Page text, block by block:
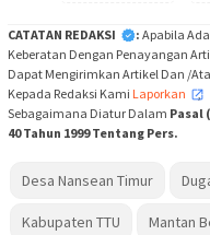
CATATAN REDAKSI : Apabila
Keberatan Dengan Penayangan
Dapat Mengirimkan Artikel Dan /
Kepada Redaksi Kami Laporkan
,
Sebagaimana Diatur Dalam Pasal
40 Tahun 1999 Tentang Pers.
Desa Nansean Timur
Kabupaten TTU Mantan